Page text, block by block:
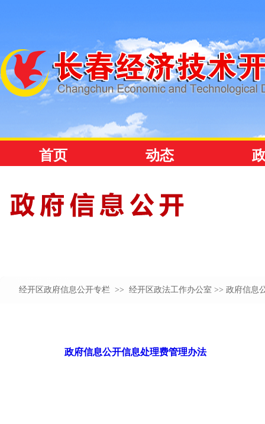
经开区政府信息公开专栏 >> 经开区政法工作办公室 >> 政府信息
政府信息公开信息处理费管理办法